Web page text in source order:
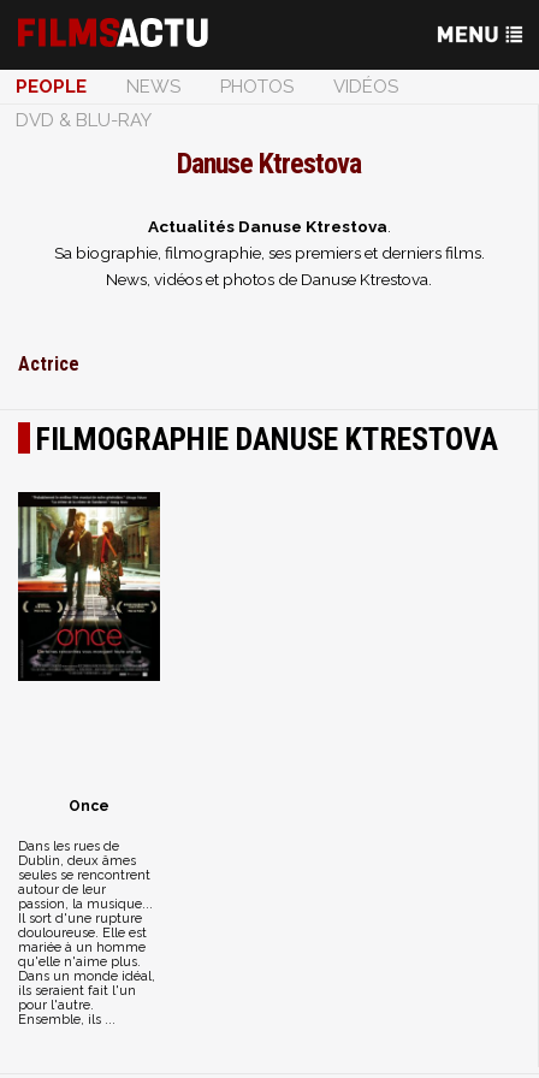
PEOPLE NEWS PHOTOS
VIDÉOS
DVD & BLU-RAY
Danuse Ktrestova
Actualités Danuse Ktrestova
Sa biographie, filmographie, ses premiers et derniers films.
News, vidéos et photos de Danuse Ktrestova.
Actrice
FILMOGRAPHIE DANUSE KTRESTOVA
Once
Dans les rues de
Dublin, deux âmes
seules se rencontrent
autour de leur
passion, la musique...
Il sort d'une rupture
douloureuse. Elle est
mariée à un homme
qu'elle n'aime plus.
Dans un monde idéal,
ils seraient fait l'un
pour l'autre.
Ensemble, ils ...